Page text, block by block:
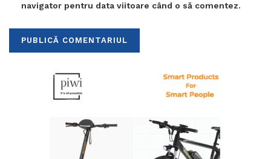
navigator pentru data viitoare când o să comentez.